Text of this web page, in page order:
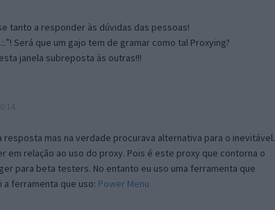
tanto a responder às dúvidas das pessoas!
Será que um gajo tem de gramar como tal Proxying?
janela subreposta às outras!!!
mas na verdade procurava alternativa para o inevitável.
em relação ao uso do proxy. Pois é este proxy que contorna o
para beta testers. No entanto eu uso uma ferramenta que
ferramenta que uso: Power Menu